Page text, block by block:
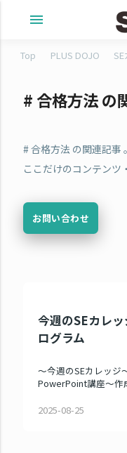
menu
Top PLUS DOJO
# 合格方法 の
# 合格方法 の関連記事
ここだけのコンテンツ
お問い合わせ
今週のSEカレ
ログラム
～今週のSEカレッジ
PowerPoint講座～作
2025-08-25